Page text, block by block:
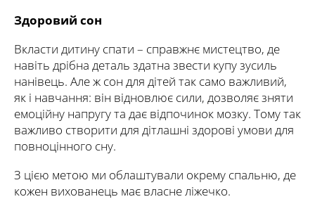
Здоровий сон
Вкласти дитину спати – справжнє мистецтво, де
навіть дрібна деталь здатна звести купу зусиль
нанівець. Але ж сон для дітей так само важливий,
як і навчання: він відновлює сили, дозволяє зняти
емоційну напругу та дає відпочинок мозку. Тому так
важливо створити для дітлашні здорові умови для
повноцінного сну.
З цією метою ми облаштували окрему спальню, де
кожен вихованець має власне ліжечко.